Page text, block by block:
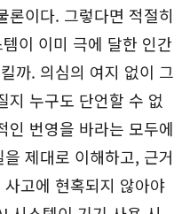
론이다. 그렇다면 적절히
이 이미 극에 달한 인간
까. 의심의 여지 없이 그
지 누구도 단언할 수 없
인 번영을 바라는 모두에
제대로 이해하고, 근거
고에 현혹되지 않아야